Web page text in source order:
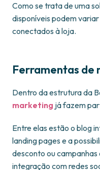
Como se trata de uma
disponíveis podem
conectados à loja.
Ferramentas de
Dentro da estrutura da
marketing já fazem
Entre elas estão o blog
landing pages e a
desconto ou
integração com redes